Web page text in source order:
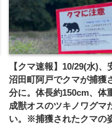
【クマ速報】10/29(水)、
沼田町阿戸でクマが捕獲
分に。体長約150cm、体
成獣オスのツキノワグマ
い。※捕獲されたクマの